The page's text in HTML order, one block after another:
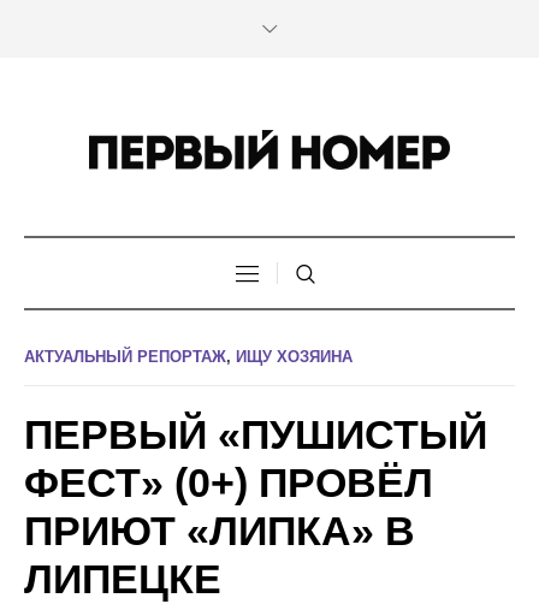
АКТУАЛЬНЫЙ РЕПОРТАЖ, ИЩУ ХОЗЯИНА
ПЕРВЫЙ «ПУШИСТЫЙ
ФЕСТ» (0+) ПРОВЁЛ
ПРИЮТ «ЛИПКА» В
ЛИПЕЦКЕ